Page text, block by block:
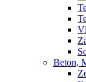
Beton,